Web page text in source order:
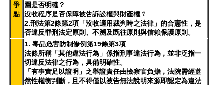
爭
點
圍是否明確？
沒收程序是否保障被告訴訟權與財產權？
2.刑法第2條第2項「沒收適用裁判時之法律」的合憲性，是
否違反罪刑法定原則、不溯及既往原則與信賴保護原則。
1. 毒品危害防制條例第19條第3項
法條所稱「其他違法行為」係指刑事違法行為，並非泛指一
切違反法律之行為，具備明確性。
「有事實足以證明」之舉證責任由檢察官負擔，法院需經蓋
然性權衡判斷，且不得僅以被告無法說明來源即認定為違法